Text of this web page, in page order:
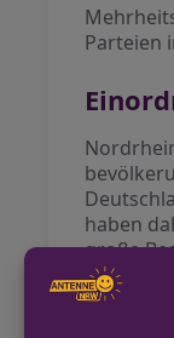
Parteien
haben
große
aus den